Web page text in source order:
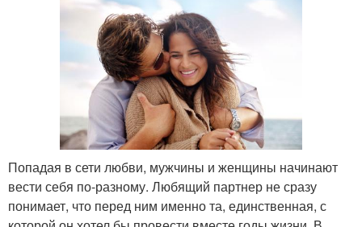
Попадая в сети любви, мужчины и женщины начинают
вести себя по-разному. Любящий партнер не сразу
понимает, что перед ним именно та, единственная, с